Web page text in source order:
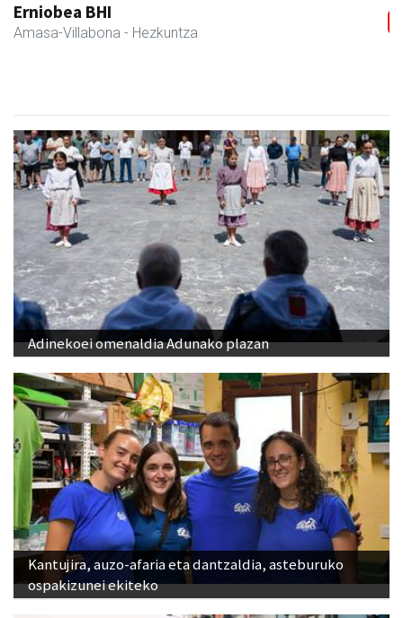
Sahatsa belar-denda eta dietetika zentrua
Amasa-Villabona - Belar-denda
Adinekoei omenaldia Adunako plazan
Kantujira, auzo-afaria eta dantzaldia, asteburuko
ospakizunei ekiteko